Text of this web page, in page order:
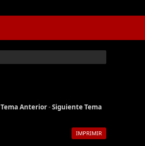
Tema Anterior-Siguiente Tema
IMPRIMIR